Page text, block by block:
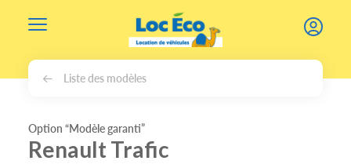
Liste des modèles
Option “Modèle garanti”
Renault Trafic